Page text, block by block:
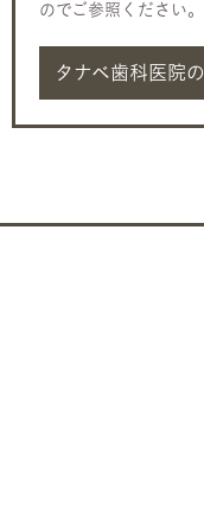
のでご参照ください。
タナベ歯科医院